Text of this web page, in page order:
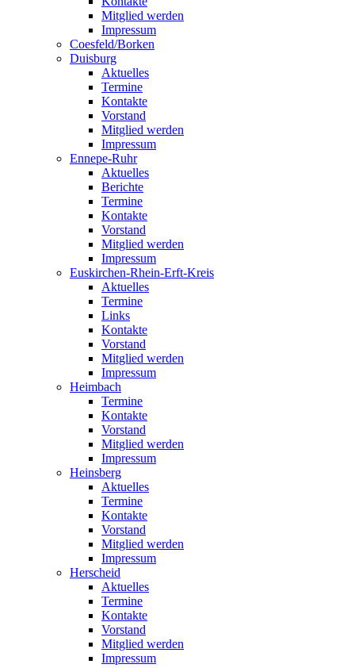
Mitglied werden
Impressum
Coesfeld/Borken
Duisburg
Aktuelles
Termine
Kontakte
Vorstand
Mitglied werden
Impressum
Ennepe-Ruhr
Aktuelles
Berichte
Termine
Kontakte
Vorstand
Mitglied werden
Impressum
Euskirchen-Rhein-Erft-Kreis
Aktuelles
Termine
Links
Kontakte
Vorstand
Mitglied werden
Impressum
Heimbach
Termine
Kontakte
Vorstand
Mitglied werden
Impressum
Heinsberg
Aktuelles
Termine
Kontakte
Vorstand
Mitglied werden
Impressum
Herscheid
Aktuelles
Termine
Kontakte
Vorstand
Mitglied werden
Impressum